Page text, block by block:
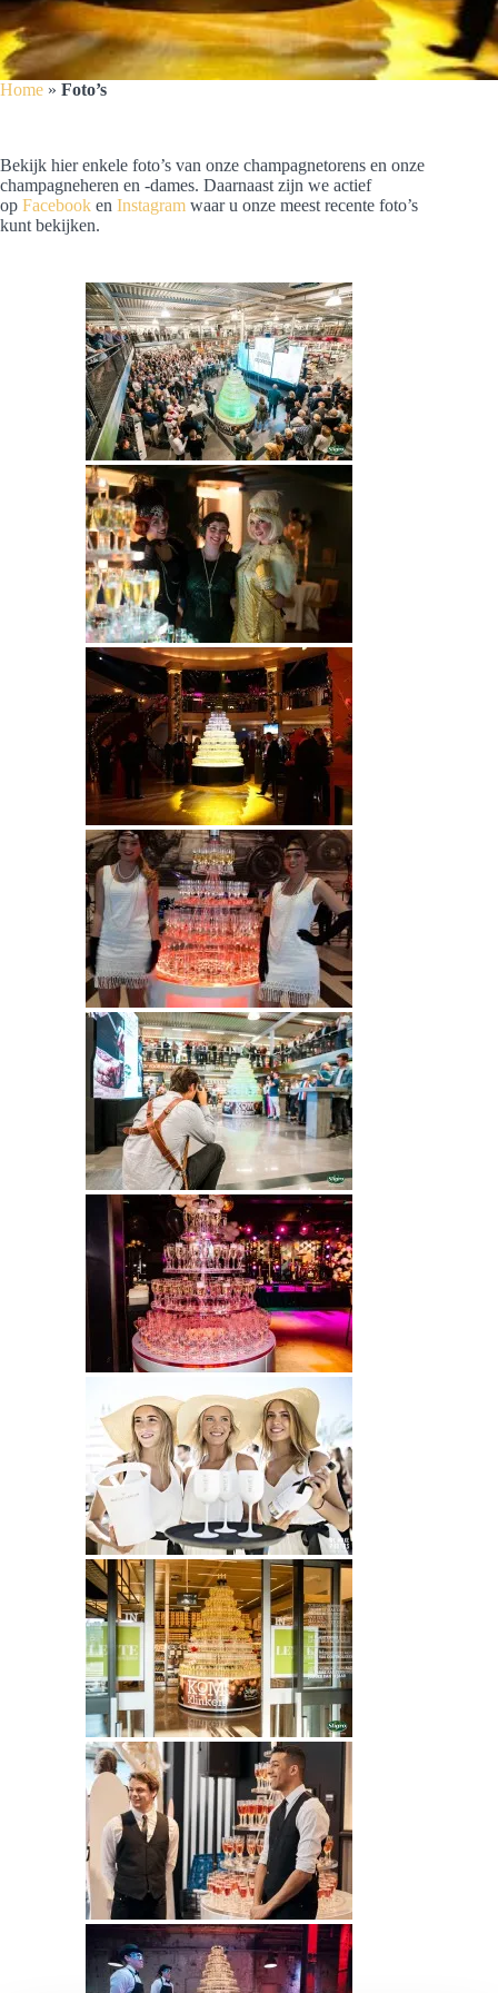
Home » Foto’s
Bekijk hier enkele foto’s van onze champagnetorens en onze
champagneheren en -dames. Daarnaast zijn we actief
op Facebook en Instagram waar u onze meest recente foto’s
kunt bekijken.